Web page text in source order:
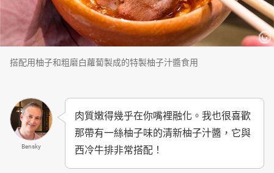
搭配用柚子和粗磨白蘿蔔製成的特製柚子汁醬食用
Bensky
肉質嫩得幾乎在你嘴裡融化。我也很喜歡
那帶有一絲柚子味的清新柚子汁醬，它與
西冷牛排非常搭配！